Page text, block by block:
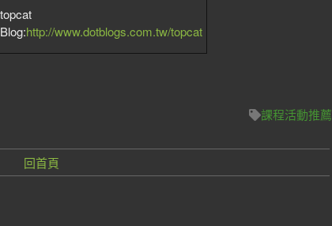
topcat
Blog:http://www.dotblogs.com.tw/topcat
課程活動推薦
回首頁